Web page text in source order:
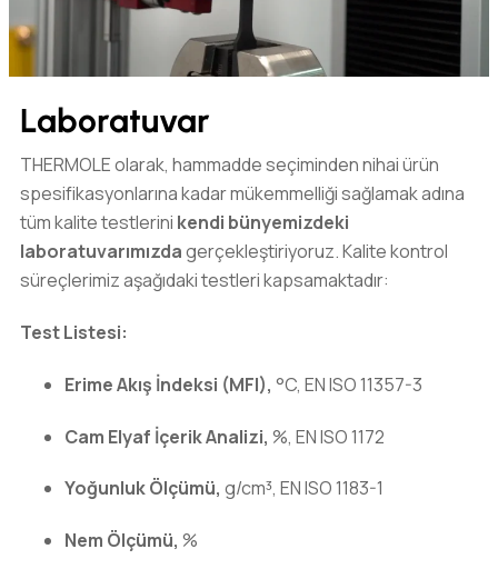
Laboratuvar
THERMOLE olarak, hammadde seçiminden nihai ürün
spesifikasyonlarına kadar mükemmelliği sağlamak adına
tüm kalite testlerini kendi bünyemizdeki
laboratuvarımızdagerçekleştiriyoruz. Kalite kontrol
süreçlerimiz aşağıdaki testleri kapsamaktadır:
Test Listesi:
Erime Akış İndeksi (MFI), °C, EN ISO 11357-3
Cam Elyaf İçerik Analizi, %, EN ISO 1172
Yoğunluk Ölçümü, g/cm³, EN ISO 1183-1
Nem Ölçümü, %